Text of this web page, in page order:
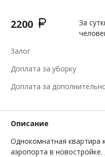
2200
За
Залог
Доплата за уборку
Доплата за
Описание
Однокомнатная квартира
аэропорта в